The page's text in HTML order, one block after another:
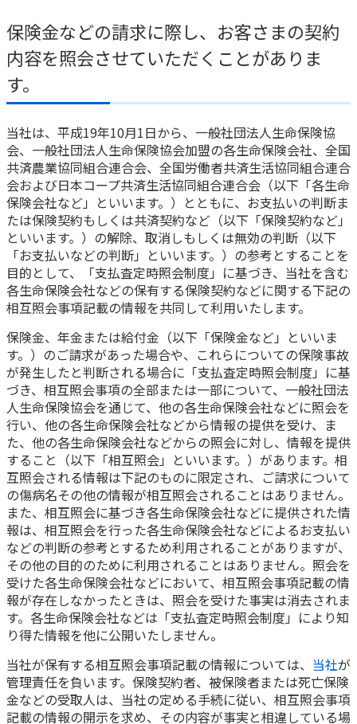
保険金などの請求に際し、お客さまの契約
内容を照会させていただくことがありま
す。
当社は、平成19年10月1日から、一般社団法人生命保険協
会、一般社団法人生命保険協会加盟の各生命保険会社、全国
共済農業協同組合連合会、全国労働者共済生活協同組合連合
会および日本コープ共済生活協同組合連合会（以下「各生命
保険会社など」といいます。）とともに、お支払いの判断ま
たは保険契約もしくは共済契約など（以下「保険契約など」
といいます。）の解除、取消しもしくは無効の判断（以下
「お支払いなどの判断」といいます。）の参考とすることを
目的として、「支払査定時照会制度」に基づき、当社を含む
各生命保険会社などの保有する保険契約などに関する下記の
相互照会事項記載の情報を共同して利用いたします。
保険金、年金または給付金（以下「保険金など」といいま
す。）のご請求があった場合や、これらについての保険事故
が発生したと判断される場合に「支払査定時照会制度」に基
づき、相互照会事項の全部または一部について、一般社団法
人生命保険協会を通じて、他の各生命保険会社などに照会を
行い、他の各生命保険会社などから情報の提供を受け、ま
た、他の各生命保険会社などからの照会に対し、情報を提供
すること（以下「相互照会」といいます。）があります。相
互照会される情報は下記のものに限定され、ご請求について
の傷病名その他の情報が相互照会されることはありません。
また、相互照会に基づき各生命保険会社などに提供された情
報は、相互照会を行った各生命保険会社などによるお支払い
などの判断の参考とするため利用されることがありますが、
その他の目的のために利用されることはありません。照会を
受けた各生命保険会社などにおいて、相互照会事項記載の情
報が存在しなかったときは、照会を受けた事実は消去されま
す。各生命保険会社などは「支払査定時照会制度」により知
り得た情報を他に公開いたしません。
当社が保有する相互照会事項記載の情報については、 当社が
管理責任を負います。保険契約者、被保険者または死亡保険
金などの受取人は、当社の定める手続に従い、相互照会事項
記載の情報の開示を求め、その内容が事実と相違している場